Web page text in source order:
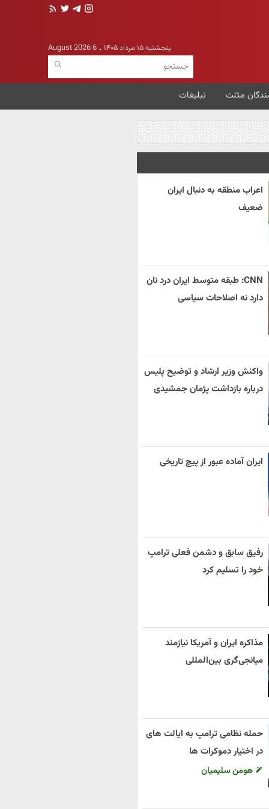
پنجشنبه ۱۵ مرداد ۱۴۰۵ 6 August 2026
مثلث تبلیغات
اعراب منطقه به دنبال ایران
ضعیف
CNN: طبقه متوسط ایران درد نان
دارد نه اصلاحات سیاسی
واکنش وزیر ارشاد و توضیح پلیس
درباره بازداشت پژمان جمشیدی
ایران آماده عبور از پیچ تاریخی
رفیق سابق و دشمن فعلی ترامپ
خود را تسلیم کرد
مذاکره ایران و آمریکا نیازمند
میانجی‌گری بین‌المللی
حمله نظامی ترامپ به ایالت های
در اختیار دموکرات ها
هومن سلیمیان